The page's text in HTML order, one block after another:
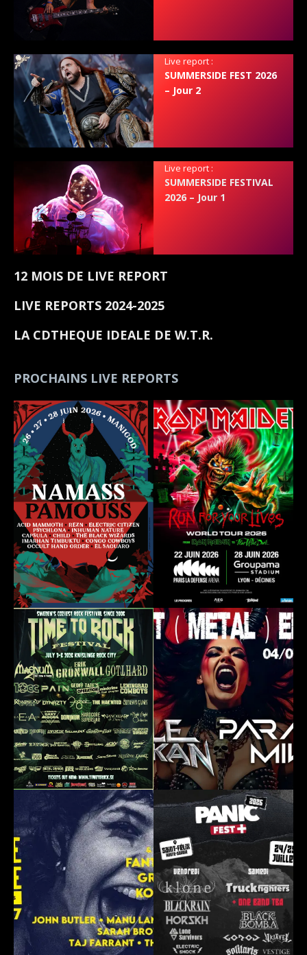
Live report :
SUMMERSIDE FEST 2026
– Jour 2
Live report :
SUMMERSIDE FESTIVAL
2026 – Jour 1
12 MOIS DE LIVE REPORT
LIVE REPORTS 2024-2025
LA CDTHEQUE IDEALE DE W.T.R.
PROCHAINS LIVE REPORTS